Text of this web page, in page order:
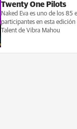
Twenty One Pilots
Naked Eva es uno de los 85
participantes en esta edición
Talent de Vibra Mahou